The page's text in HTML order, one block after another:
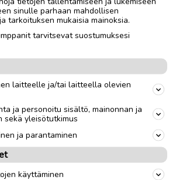
sinulle parhaan mahdollisen
tarkoituksen mukaisia mainoksia.
tarvitsevat suostumuksesi
laitteelle ja/tai laitteella olevien
ja personoitu sisältö, mainonnan ja
sekä yleisötutkimus
ja parantaminen
käyttäminen